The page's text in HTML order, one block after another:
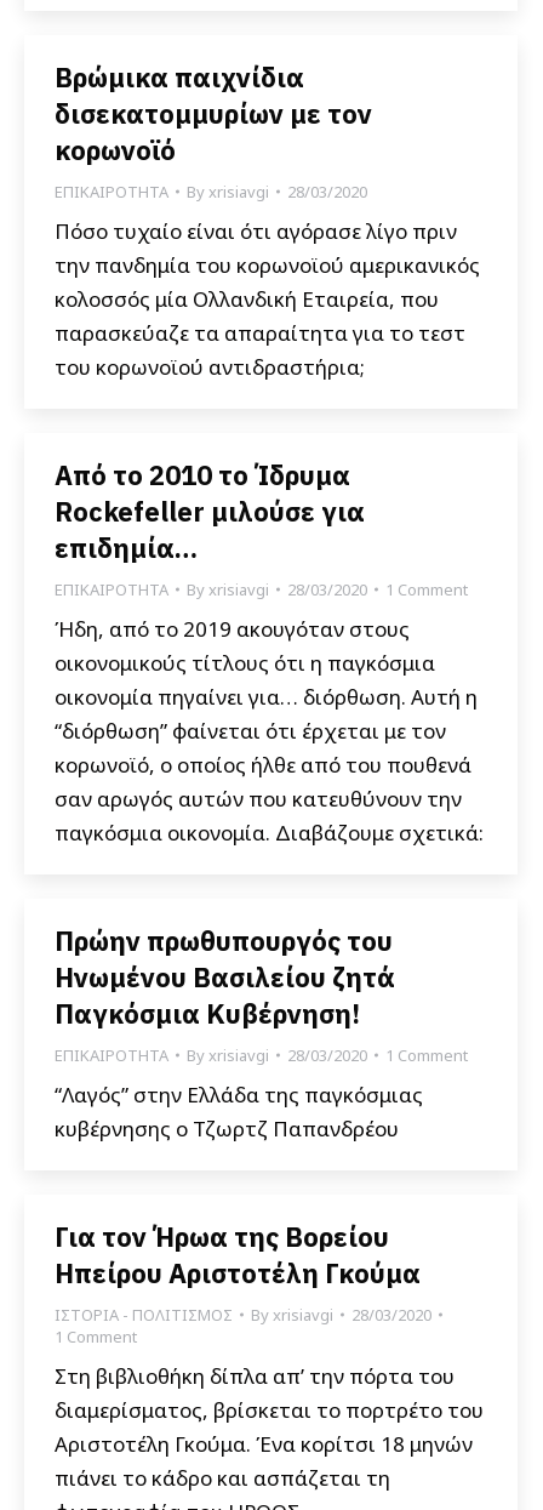
Βρώμικα παιχνίδια
δισεκατομμυρίων με τον
κορωνοϊό
ΕΠΙΚΑΙΡΟΤΗΤΑ Byxrisiavgi 28/03/2020
Πόσο τυχαίο είναι ότι αγόρασε λίγο πριν
την πανδημία του κορωνοϊού αμερικανικός
κολοσσός μία Ολλανδική Εταιρεία, που
παρασκεύαζε τα απαραίτητα για το τεστ
του κορωνοϊού αντιδραστήρια;
Από το 2010 το Ίδρυμα
Rockefeller μιλούσε για
επιδημία…
ΕΠΙΚΑΙΡΟΤΗΤΑ Byxrisiavgi 28/03/2020 1 Comment
Ήδη, από το 2019 ακουγόταν στους
οικονομικούς τίτλους ότι η παγκόσμια
οικονομία πηγαίνει για… διόρθωση. Αυτή η
“διόρθωση” φαίνεται ότι έρχεται με τον
κορωνοϊό, ο οποίος ήλθε από του πουθενά
σαν αρωγός αυτών που κατευθύνουν την
παγκόσμια οικονομία. Διαβάζουμε σχετικά:
Πρώην πρωθυπουργός του
Ηνωμένου Βασιλείου ζητά
Παγκόσμια Κυβέρνηση!
ΕΠΙΚΑΙΡΟΤΗΤΑ Byxrisiavgi 28/03/2020 1 Comment
“Λαγός” στην Ελλάδα της παγκόσμιας
κυβέρνησης ο Τζωρτζ Παπανδρέου
Για τον Ήρωα της Βορείου
Ηπείρου Αριστοτέλη Γκούμα
ΙΣΤΟΡΙΑ - ΠΟΛΙΤΙΣΜΟΣ Byxrisiavgi
28/03/2020
1 Comment
Στη βιβλιοθήκη δίπλα απ’ την πόρτα του
διαμερίσματος, βρίσκεται το πορτρέτο του
Αριστοτέλη Γκούμα. Ένα κορίτσι 18 μηνών
πιάνει το κάδρο και ασπάζεται τη